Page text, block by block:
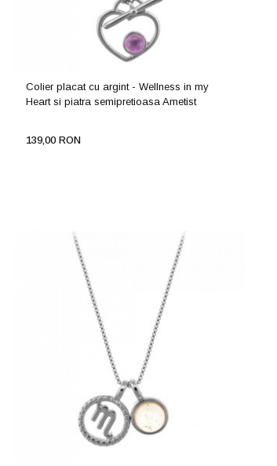
Colier placat cu argint - Wellness in my
Heart si piatra semipretioasa Ametist
139,00 RON